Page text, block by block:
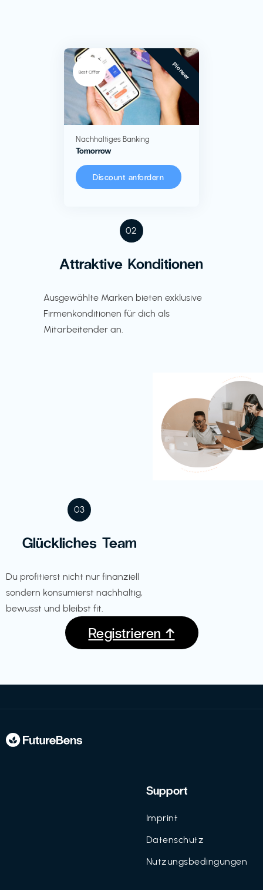
02
Attraktive Konditionen
Ausgewählte Marken bieten exklusive
Firmenkonditionen für dich als
Mitarbeitender an.
Best Offer Pioneer
Nachhaltiges Banking
Tomorrow
Discount anfordern
03
Glückliches Team
Du profitierst nicht nur finanziell
sondern konsumierst nachhaltig,
bewusst und bleibst fit.
Registrieren ↑
Support
Imprint
Datenschutz
Nutzungsbedingungen